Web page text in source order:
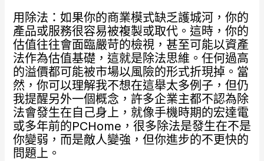
用除法：如果你的商業模式缺乏護城河，你的
產品或服務很容易被複製或取代。這時，你的
估值往往會面臨嚴苛的檢視，甚至可能以資產
法作為估值基礎，這就是除法思維。任何過高
的溢價都可能被市場以風險的形式折現掉。當
然，你可以理解我不想在這舉太多例子，但仍
我提醒另外一個概念，許多企業主都不認為除
法會發生在自己身上，就像手機時期的宏達電
或多年前的PCHome，很多除法是發生在不是
你變弱，而是敵人變強，但你進步的不更快的
問題上。